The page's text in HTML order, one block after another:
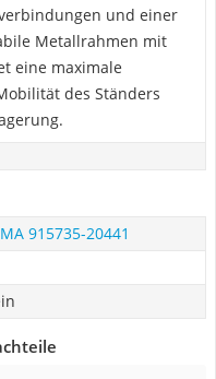
und einer
Metallrahmen mit
eine maximale
des Ständers
915735-20441